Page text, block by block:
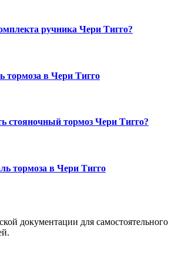
ручника Чери Тигго?
тормоза в Чери Тигго
стояночный тормоз Чери Тигго?
тормоза в Чери Тигго
документации для самостоятельного